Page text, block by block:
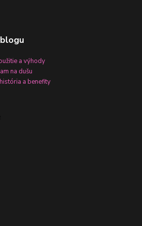
a výhody
na dušu
a benefity